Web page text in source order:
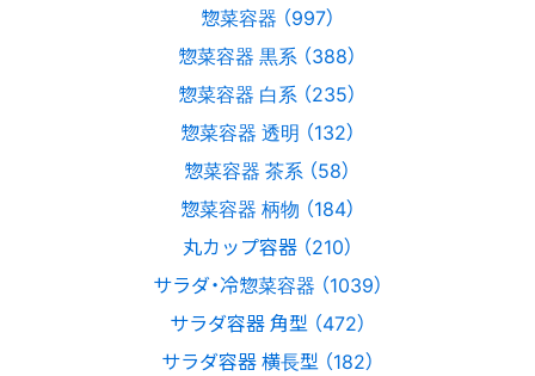
惣菜容器 （997）
惣菜容器 黒系 （388）
惣菜容器 白系 （235）
惣菜容器 透明 （132）
惣菜容器 茶系 （58）
惣菜容器 柄物 （184）
丸カップ容器 （210）
サラダ・冷惣菜容器 （1039）
サラダ容器 角型 （472）
サラダ容器 横長型 （182）